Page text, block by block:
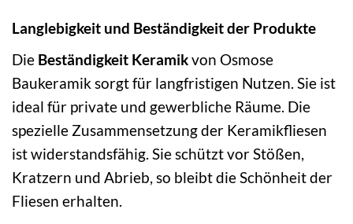
Langlebigkeit und Beständigkeit der Produkte
Die Beständigkeit Keramikvon Osmose
Baukeramik sorgt für langfristigen Nutzen. Sie ist
ideal für private und gewerbliche Räume. Die
spezielle Zusammensetzung der Keramikfliesen
ist widerstandsfähig. Sie schützt vor Stößen,
Kratzern und Abrieb, so bleibt die Schönheit der
Fliesen erhalten.